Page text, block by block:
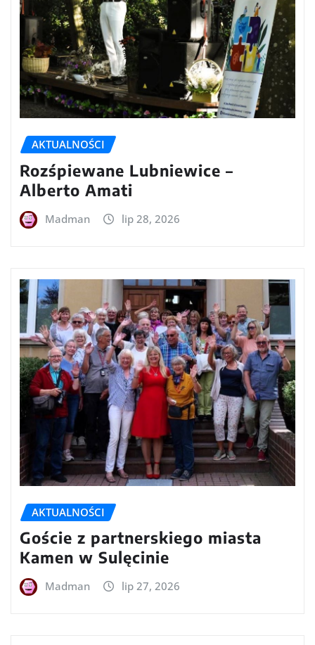
AKTUALNOŚCI
Rozśpiewane Lubniewice –
Alberto Amati
Madman lip 28, 2026
AKTUALNOŚCI
Goście z partnerskiego miasta
Kamen w Sulęcinie
Madman lip 27, 2026